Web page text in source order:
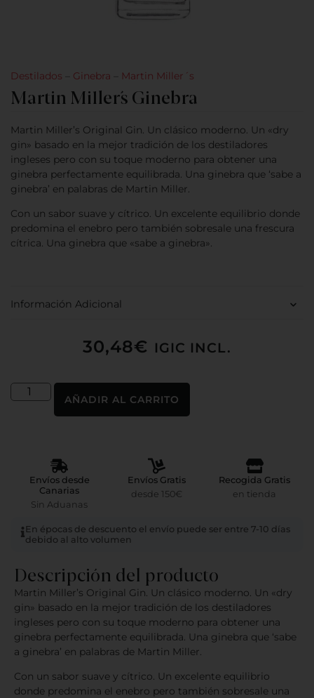
Destilados Ginebra Martin Miller´s
Martin Miller´s Ginebra
Martin Miller’s Original Gin. Un clásico moderno. Un «dry
gin» basado en la mejor tradición de los destiladores
ingleses pero con su toque moderno para obtener una
ginebra perfectamente equilibrada. Una ginebra que ‘sabe a
ginebra’ en palabras de Martin Miller.
Con un sabor suave y cítrico. Un excelente equilibrio donde
predomina el enebro pero también sobresale una frescura
cítrica. Una ginebra que «sabe a ginebra».
Información Adicional
30,48€ IGIC INCL.
AÑADIR AL CARRITO
Envíos desde
Canarias
Sin Aduanas
Envíos Gratis
desde 150€
Recogida Gratis
en tienda
En épocas de descuento el envío puede ser entre 7-10 días
debido al alto volumen
Descripción del producto
Martin Miller’s Original Gin. Un clásico moderno. Un «dry
gin» basado en la mejor tradición de los destiladores
ingleses pero con su toque moderno para obtener una
ginebra perfectamente equilibrada. Una ginebra que ‘sabe
a ginebra’ en palabras de Martin Miller.
Con un sabor suave y cítrico. Un excelente equilibrio
donde predomina el enebro pero también sobresale una